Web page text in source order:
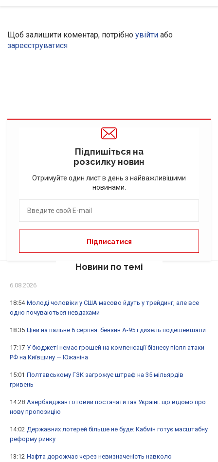
Щоб залишити коментар, потрібно увійти або
зареєструватися
Підпишіться на
розсилку новин
Отримуйте один лист в день з найважливішими
новинами.
Новини по темі
6.08.2026
18:54 Молоді чоловіки у США масово йдуть у трейдинг, але все
одно почуваються невдахами
18:35 Ціни на пальне 6 серпня: бензин А-95 і дизель подешевшали
17:17 У бюджеті немає грошей на компенсації бізнесу після атаки
РФ на Київщину — Южаніна
15:01 Полтавському ГЗК загрожує штраф на 35 мільярдів
гривень
14:28 Азербайджан готовий постачати газ Україні: що відомо про
нову пропозицію
14:02 Державних лотерей більше не буде: Кабмін готує масштабну
реформу ринку
13:12 Нафта дорожчає через невизначеність навколо